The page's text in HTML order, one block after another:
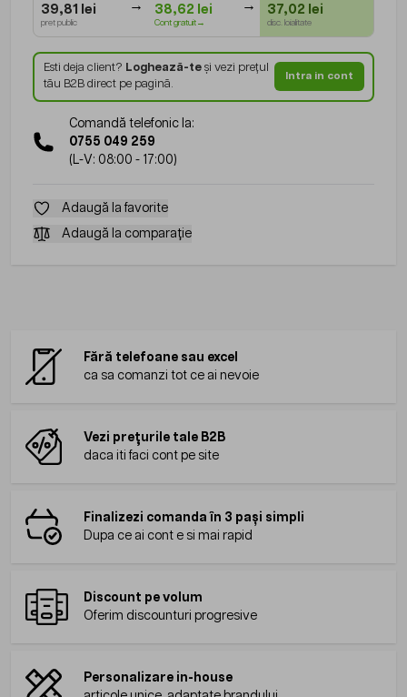
39,81 lei
pret public
38,62 lei
Cont gratuit→
37,02 lei
disc. loialitate
Esti deja client? Loghează-teși vezi prețul
tău B2B direct pe pagină.
Intra in cont
Comandă telefonic la:
0755 049 259
(L-V: 08:00 - 17:00)
Adaugă la favorite
Adaugă la comparație
Fără telefoane sau excel
ca sa comanzi tot ce ai nevoie
Vezi prețurile tale B2B
daca iti faci cont pe site
Finalizezi comanda în 3 pași simpli
Dupa ce ai cont e si mai rapid
Discount pe volum
Oferim discounturi progresive
Personalizare in-house